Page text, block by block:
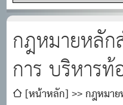
กฎหมายหลั
การ บริหาร
[หน้าหลัก]
กฎหมา